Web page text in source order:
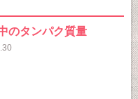
のタンパク質量